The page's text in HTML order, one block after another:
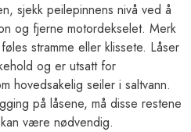
sjekk peilepinnens nivå ved å
og fjerne motordekselet. Merk
stramme eller klissete. Låser
og er utsatt for
hovedsakelig seiler i saltvann.
på låsene, må disse restene
være nødvendig.